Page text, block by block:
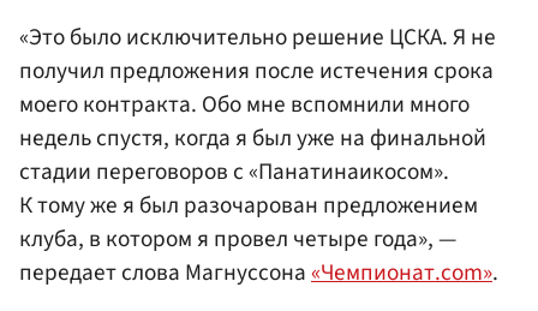
«Это было исключительно решение ЦСКА. Я не
получил предложения после истечения срока
моего контракта. Обо мне вспомнили много
недель спустя, когда я был уже на финальной
стадии переговоров с «Панатинаикосом».
К тому же я был разочарован предложением
клуба, в котором я провел четыре года», —
передает слова Магнуссона«Чемпионат.com».